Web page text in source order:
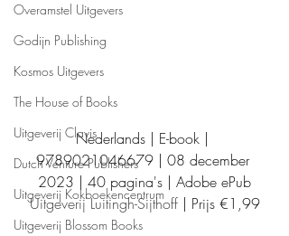
Overamstel Uitgevers
Godijn Publishing
Kosmos Uitgevers
The House of Books
Uitgeverij Clavis
Dutch Venture Publishers
Uitgeverij Kokboekencentrum
Uitgeverij Blossom Books
Nederlands | E-book |
9789021046679 | 08 december
2023 | 40 pagina's | Adobe ePub
Uitgeverij Luitingh-Sijthoff | Prijs €1,99